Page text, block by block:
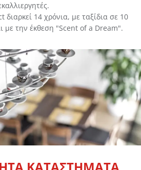
διαρκεί 14 χρόνια, με ταξίδια σε 10
με την έκθεση "Scent of a Dream".